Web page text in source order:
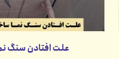
علت افتادن سنگ